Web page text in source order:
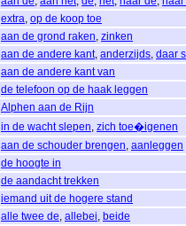
extra op de koop toe
aan de grond raken zinken
aan de andere kant, anderzijds daar
aan de andere kant van
de telefoon op de haak leggen
Alphen aan de Rijn
in de wacht slepen zich toe�igenen
aan de schouder brengen aanleggen
de hoogte in
de aandacht trekken
iemand uit de hogere stand
alle twee de allebei beide